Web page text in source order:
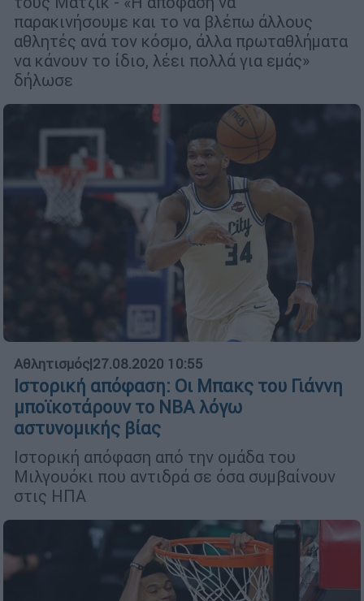
παρακινήσουμε και το να βλέπω άλλους
αθλητές ανά τον κόσμο, άλλα πρωταθλήματα
να κάνουν το ίδιο, λέει πολλά για εμάς»
δήλωσε
Αθλητισμός|27.08.2020 10:55
Ιστορική απόφαση: Οι Μπακς του Γιάννη
μποϊκοτάρουν το NBA λόγω
αστυνομικής βίας
Ιστορική απόφαση από την ομάδα του
Μιλγουόκι που αντιδρά σε όσα συμβαίνουν
στις ΗΠΑ